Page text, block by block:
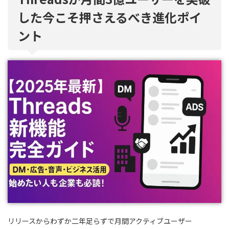
した今こそ押さえるべき進化ポイ
ント
リリースからわずか二年足らずで月間アクティブユーザー